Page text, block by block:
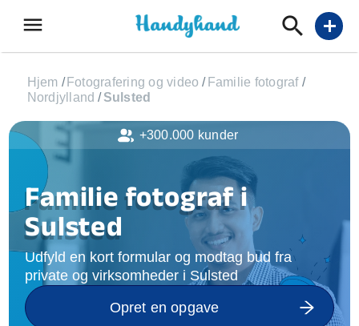
menu add
Hjem / Fotografering og video / Familie fotograf /
Nordjylland /Sulsted
Familie fotograf i
Sulsted
Udfyld en kort formular og modtag bud fra
private og virksomheder i Sulsted
Opret en opgave
+300.000 kunder